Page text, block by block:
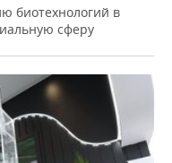
биотехнологий в
сферу